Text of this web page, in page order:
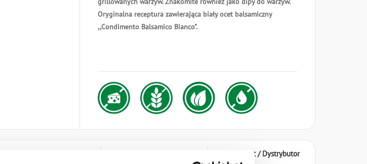
Oryginalna receptura zawierająca biały ocet balsamiczny
,,Condimento Balsamico Bianco".
Producent / Dystrybutor